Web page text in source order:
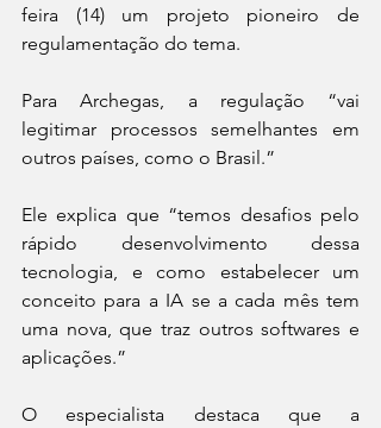
feira (14) um projeto pioneiro de
regulamentação do tema.
Para Archegas, a regulação “vai
legitimar processos semelhantes em
outros países, como o Brasil.”
Ele explica que “temos desafios pelo
rápido desenvolvimento dessa
tecnologia, e como estabelecer um
conceito para a IA se a cada mês tem
uma nova, que traz outros softwares e
aplicações.”
O especialista destaca que a